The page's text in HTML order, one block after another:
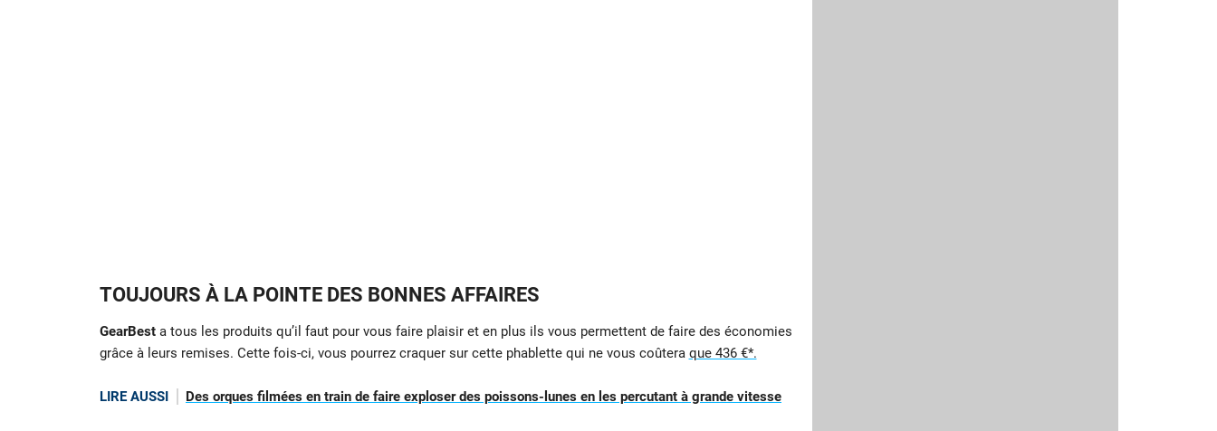
TOUJOURS À LA POINTE DES BONNES AFFAIRES
GearBesta tous les produits qu’il faut pour vous faire plaisir et en plus ils vous permettent de faire des économies
grâce à leurs remises. Cette fois-ci, vous pourrez craquer sur cette phablette qui ne vous coûtera que 436 €*.
LIRE AUSSI Des orques filmées en train de faire exploser des poissons-lunes en les percutant à grande vitesse